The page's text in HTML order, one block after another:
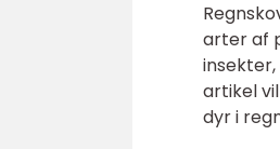
arter af
artikel
dyr i